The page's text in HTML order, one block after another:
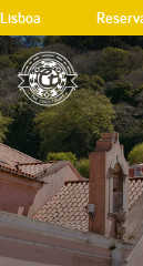
Reserva